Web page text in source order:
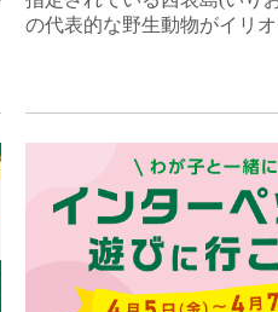
の代表的な野生動物がイリ